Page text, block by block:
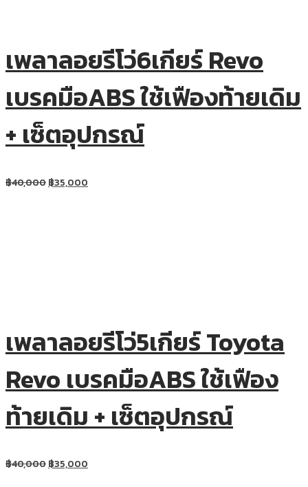
เพลาลอยรีโว่6เกียร์ Revo
เบรคมือABS ใช้เฟืองท้ายเดิม
+ เซ็ตอุปกรณ์
฿40,000฿35,000
เพลาลอยรีโว่5เกียร์ Toyota
Revo เบรคมือABS ใช้เฟือง
ท้ายเดิม + เซ็ตอุปกรณ์
฿40,000฿35,000